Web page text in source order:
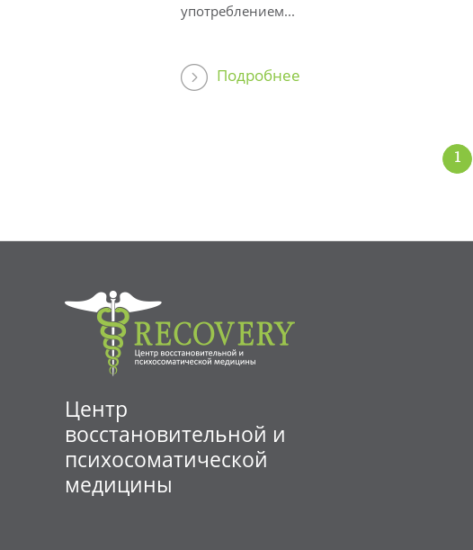
употреблением...
Подробнее
1
Центр
восстановительной и
психосоматической
медицины